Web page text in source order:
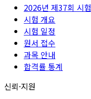
2026년 제37회 시험
시험 개요
시험 일정
원서 접수
과목 안내
합격률 통계
신뢰·지원